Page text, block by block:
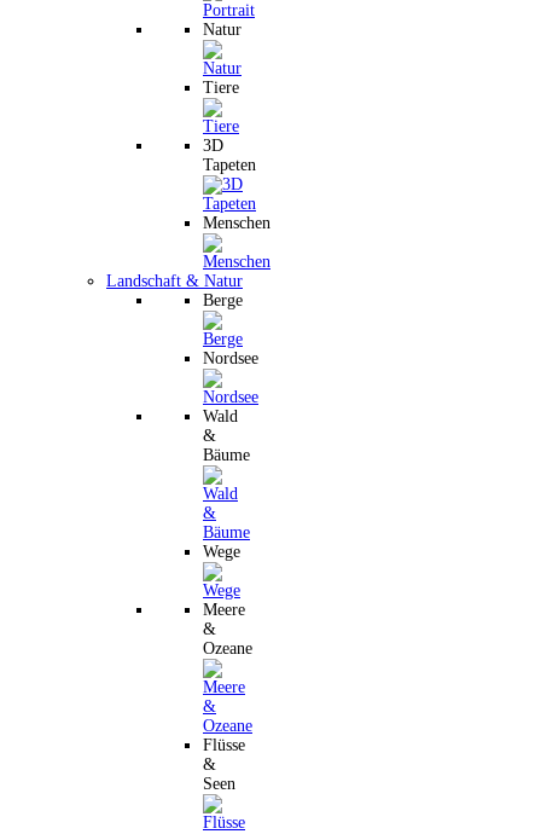
Natur
Tiere
3D
Tapeten
Menschen
Landschaft & Natur
Berge
Nordsee
Wald
&
Bäume
Wege
Meere
&
Ozeane
Flüsse
&
Seen